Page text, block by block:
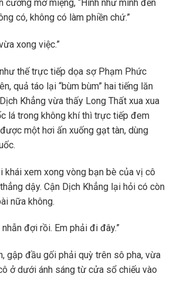
cưỡng mở miệng, “Hình như mình đến
có, không có làm phiền chứ.”
xong việc.”
thế trực tiếp dọa sợ Phạm Phức
quả táo lại “bùm bùm” hai tiếng lăn
Khẳng vừa thấy Long Thất xua xua
lá trong không khí thì trực tiếp đem
một hơi ấn xuống gạt tàn, dùng
khái xem xong vòng bạn bè của vị cô
dậy. Cận Dịch Khẳng lại hỏi có còn
nữa không.
đợi rồi. Em phải đi đây.”
gập đầu gối phải quỳ trên sô pha, vừa
ở dưới ánh sáng từ cửa sổ chiếu vào